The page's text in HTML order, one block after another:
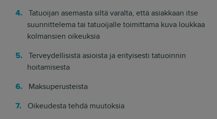
Tatuoijan asemasta siltä varalta, että asiakkaan itse
suunnittelema tai tatuoijalle toimittama kuva loukkaa
kolmansien oikeuksia
Terveydellisistä asioista ja erityisesti tatuoinnin
hoitamisesta
Maksuperusteista
Oikeudesta tehdä muutoksia